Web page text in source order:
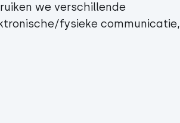
we verschillende
fysieke communicatie,